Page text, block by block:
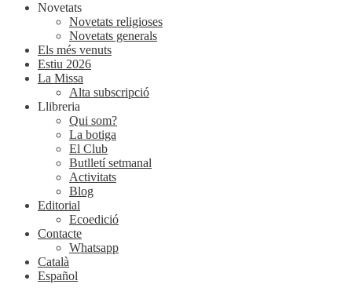
Novetats
Novetats religioses
Novetats generals
Els més venuts
Estiu 2026
La Missa
Alta subscripció
Llibreria
Qui som?
La botiga
El Club
Butlletí setmanal
Activitats
Blog
Editorial
Ecoedició
Contacte
Whatsapp
Català
Español